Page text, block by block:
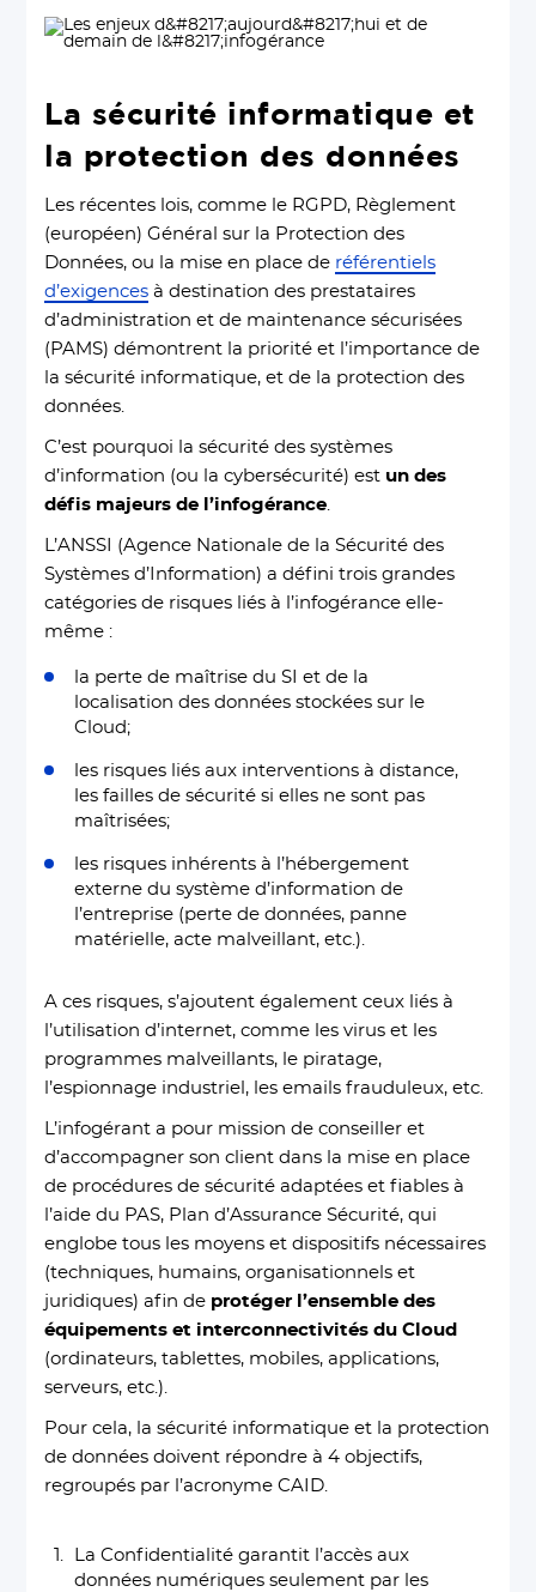
La sécurité informatique et
la protection des données
Les récentes lois, comme le RGPD, Règlement
(européen) Général sur la Protection des
Données, ou la mise en place de référentiels
d’exigences à destination des prestataires
d’administration et de maintenance sécurisées
(PAMS) démontrent la priorité et l’importance de
la sécurité informatique, et de la protection des
données.
C’est pourquoi la sécurité des systèmes
d’information (ou la cybersécurité) est un des
défis majeurs de l’infogérance
L’ANSSI (Agence Nationale de la Sécurité des
Systèmes d’Information) a défini trois grandes
catégories de risques liés à l’infogérance elle-
même :
la perte de maîtrise du SI et de la
localisation des données stockées sur le
Cloud;
les risques liés aux interventions à distance,
les failles de sécurité si elles ne sont pas
maîtrisées;
les risques inhérents à l’hébergement
externe du système d’information de
l’entreprise (perte de données, panne
matérielle, acte malveillant, etc.).
A ces risques, s’ajoutent également ceux liés à
l’utilisation d’internet, comme les virus et les
programmes malveillants, le piratage,
l’espionnage industriel, les emails frauduleux, etc.
L’infogérant a pour mission de conseiller et
d’accompagner son client dans la mise en place
de procédures de sécurité adaptées et fiables à
l’aide du PAS, Plan d’Assurance Sécurité, qui
englobe tous les moyens et dispositifs nécessaires
(techniques, humains, organisationnels et
juridiques) afin de protéger l’ensemble des
équipements et interconnectivités du Cloud
(ordinateurs, tablettes, mobiles, applications,
serveurs, etc.).
Pour cela, la sécurité informatique et la protection
de données doivent répondre à 4 objectifs,
regroupés par l’acronyme CAID.
La Confidentialité garantit l’accès aux
données numériques seulement par les